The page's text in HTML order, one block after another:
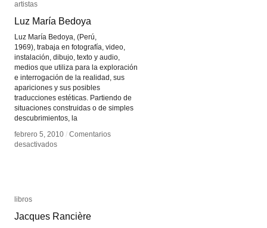
artistas
Luz María Bedoya
Luz María Bedoya, (Perú,
1969), trabaja en fotografía, video,
instalación, dibujo, texto y audio,
medios que utiliza para la exploración
e interrogación de la realidad, sus
apariciones y sus posibles
traducciones estéticas. Partiendo de
situaciones construidas o de simples
descubrimientos, la
febrero 5, 2010 / Comentarios
desactivadosen
artistas
Luz María Bedoya
febrero 5, 2010 / Comentarios
desactivadosen
libros
Jacques Rancière
libros
Jacques Rancière